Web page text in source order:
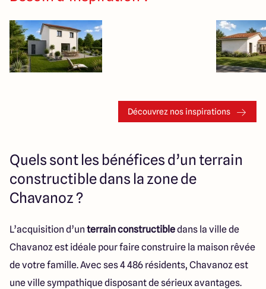
Découvrez nos inspirations
Quels sont les bénéfices d’un terrain
constructible dans la zone de
Chavanoz ?
L’acquisition d’un terrain constructibledans la ville de
Chavanoz est idéale pour faire construire la maison rêvée
de votre famille. Avec ses 4 486 résidents, Chavanoz est
une ville sympathique disposant de sérieux avantages.